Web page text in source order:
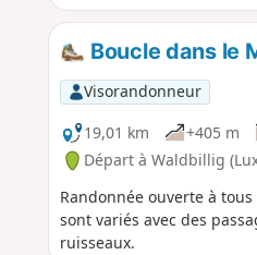
Boucle dans le
Visorandonneur
19,01 km
+405 m
Départ à Waldbillig
Randonnée ouverte à
sont variés avec des
ruisseaux.